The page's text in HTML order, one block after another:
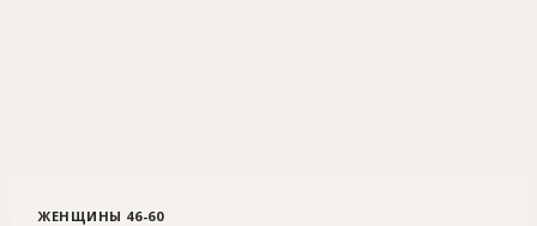
ЖЕНЩИНЫ 46-60